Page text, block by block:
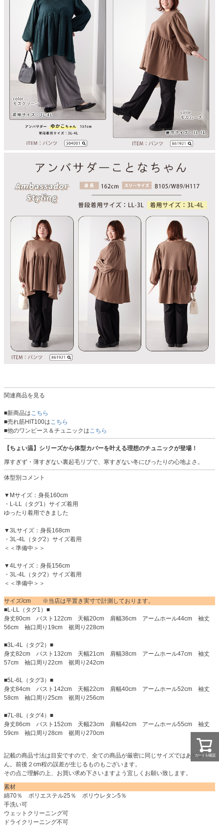
関連商品を見る
■新商品はこちら
■売れ筋HIT100はこちら
■他のワンピース＆チュニックはこちら
【ちょい温】シリーズから体型カバーを叶える理想のチュニックが登場！
厚すぎず・薄すぎない裏起毛リブで、寒すぎない冬にぴったりの心地よさ。
体型別コメント
▼Mサイズ：身長160cm
・L-LL（タグ1）サイズ着用
ゆったり着用できました
▼3Lサイズ：身長168cm
・3L-4L（タグ2）サイズ着用
＜＜準備中＞＞
▼4Lサイズ：身長156cm
・3L-4L（タグ2）サイズ着用
＜＜準備中＞＞
サイズ/cm ※当店は平置き実寸で計測しております。
■L-LL（タグ1）■
身丈80cm バスト122cm 天幅20cm 肩幅36cm アームホール44cm 袖丈
56cm 袖口周り19cm 裾周り228cm
■3L-4L（タグ2）■
身丈82cm バスト132cm 天幅21cm 肩幅38cm アームホール47cm 袖丈
57cm 袖口周り22cm 裾周り242cm
■5L-6L（タグ3）■
身丈84cm バスト142cm 天幅22cm 肩幅40cm アームホール52cm 袖丈
58cm 袖口周り25cm 裾周り256cm
■7L-8L（タグ4）■
身丈86cm バスト152cm 天幅23cm 肩幅42cm アームホール55cm 袖丈
59cm 袖口周り28cm 裾周り270cm
記載の商品寸法は目安ですので、全ての商品が厳密に同じサイズではありませ
ん。前後２cm程の誤差が生じるものもございます。
その点ご理解の上、お買い求め下さいますよう宜しくお願い致します。
素材
綿70％ ポリエステル25％ ポリウレタン5％
手洗い可
ウェットクリーニング可
ドライクリーニング不可
カートを確認